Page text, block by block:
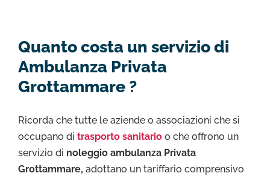
Quanto costa un servizio di
Ambulanza Privata
Grottammare ?
Ricorda che tutte le aziende o associazioni che si
occupano di trasporto sanitario o che offrono un
servizio di noleggio ambulanza Privata
Grottammare, adottano un tariffario comprensivo